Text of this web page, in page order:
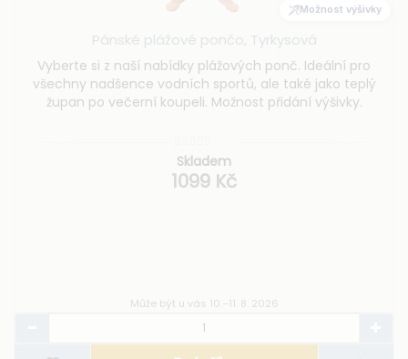
Možnost výšivky
Pánské plážové pončo, Tyrkysová
Vyberte si z naší nabídky plážových ponč. Ideální pro
všechny nadšence vodních sportů, ale také jako teplý
župan po večerní koupeli. Možnost přidání výšivky.
Skladem
1099 Kč
Může být u vás 10.–11. 8. 2026